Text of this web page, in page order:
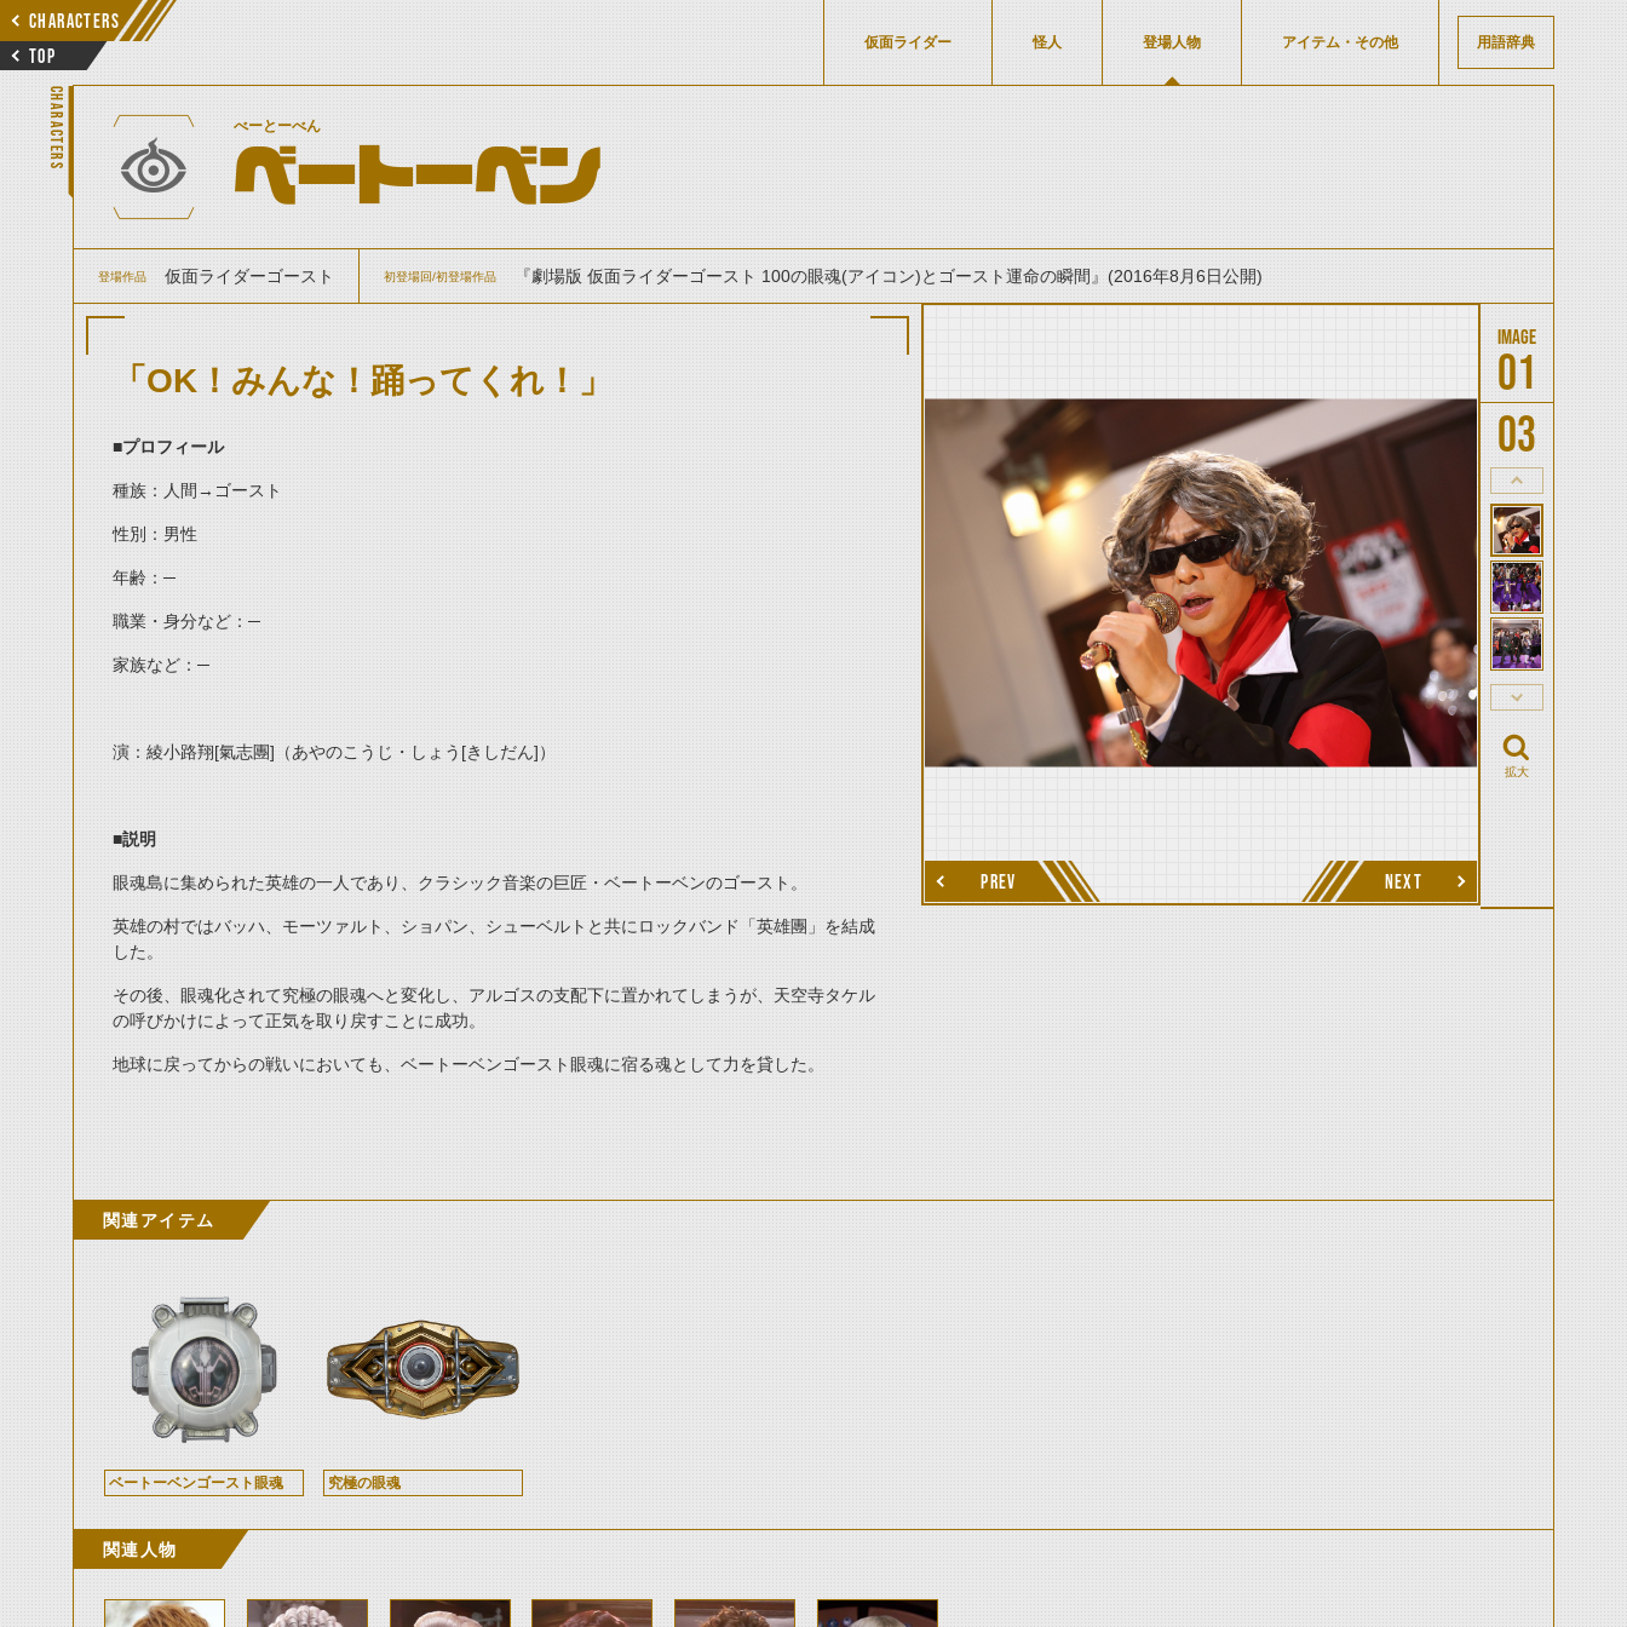
CHARACTERS
TOP
仮面ライダー 怪人 登場人物 アイテム・その他 用語辞典
CHARACTERS べーとーべん
ベートーベン
登場作品 仮面ライダーゴースト 初登場回/初登場作品 『劇場版 仮面ライダーゴースト 100の眼魂(アイコン)とゴースト運命の瞬間』(2016年8月6日公開)
「OK！みんな！踊ってくれ！」
■プロフィール
種族：人間→ゴースト
性別：男性
年齢：─
職業・身分など：─
家族など：─
演：綾小路翔[氣志團]（あやのこうじ・しょう[きしだん]）
■説明
眼魂島に集められた英雄の一人であり、クラシック音楽の巨匠・ベートーベンのゴースト。
英雄の村ではバッハ、モーツァルト、ショパン、シューベルトと共にロックバンド「英雄團」を結成
した。
その後、眼魂化されて究極の眼魂へと変化し、アルゴスの支配下に置かれてしまうが、天空寺タケル
の呼びかけによって正気を取り戻すことに成功。
地球に戻ってからの戦いにおいても、ベートーベンゴースト眼魂に宿る魂として力を貸した。
PREV NEXT
01
03
拡大
関連アイテム
ベートーベンゴースト眼魂 究極の眼魂
関連人物